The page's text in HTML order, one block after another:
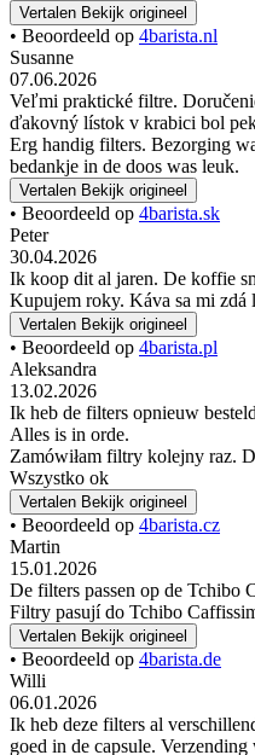
Vertalen Bekijk origineel
• Beoordeeld op 4barista.nl
Susanne
07.06.2026
Veľmi praktické filtre.
ďakovný lístok v krabici bol
Erg handig filters. Bezorging
bedankje in de doos was leuk.
Vertalen Bekijk origineel
• Beoordeeld op 4barista.sk
Peter
30.04.2026
Ik koop dit al jaren. De koffie
Kupujem roky. Káva sa mi zdá
Vertalen Bekijk origineel
• Beoordeeld op 4barista.pl
Aleksandra
13.02.2026
Ik heb de filters opnieuw
Alles is in orde.
Zamówiłam filtry kolejny raz.
Wszystko ok
Vertalen Bekijk origineel
• Beoordeeld op 4barista.cz
Martin
15.01.2026
De filters passen op de Tchibo
Filtry pasují do Tchibo
Vertalen Bekijk origineel
• Beoordeeld op 4barista.de
Willi
06.01.2026
Ik heb deze filters al
goed in de capsule. Verzending